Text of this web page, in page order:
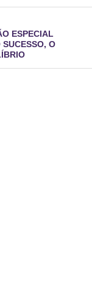
ESPECIAL
O